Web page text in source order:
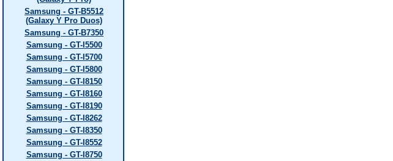
Samsung - GT-B5512
(Galaxy Y Pro Duos)
Samsung - GT-B7350
Samsung - GT-I5500
Samsung - GT-I5700
Samsung - GT-I5800
Samsung - GT-I8150
Samsung - GT-I8160
Samsung - GT-I8190
Samsung - GT-I8262
Samsung - GT-I8350
Samsung - GT-I8552
Samsung - GT-I8750